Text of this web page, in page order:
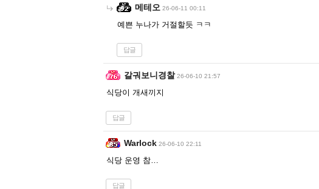
메테오 26-06-11 00:11
예쁜 누나가 거절할듯 ㅋㅋ
답글
갈궈보니경찰 26-06-10 21:57
식당이 개새끼지
답글
Warlock 26-06-10 22:11
식당 운영 참…
답글